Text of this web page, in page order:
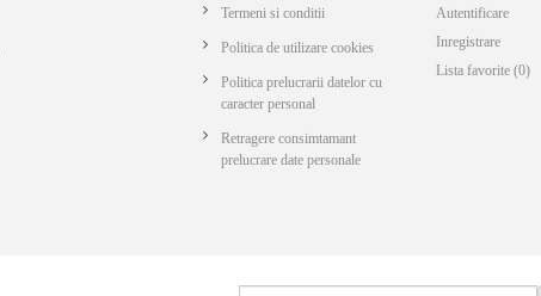
Termeni si conditii
Politica de utilizare cookies
Politica prelucrarii datelor cu
caracter personal
Retragere consimtamant
prelucrare date personale
Autentificare
Inregistrare
Lista favorite (0)